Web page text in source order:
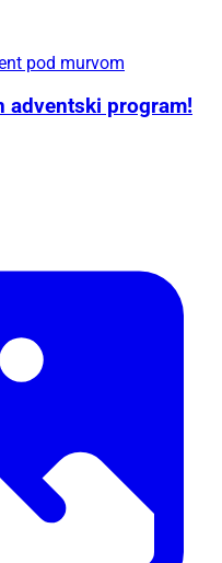
pod murvom
adventski program!